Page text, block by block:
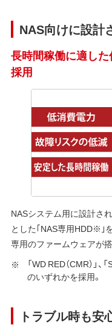
NAS向けに設計
長時間稼働に適した
採用
NASシステム用に設計さ
とした｢NAS専用HDD※｣
専用のファームウェアが
「WD RED（CMR）」
のいずれかを採用。
トラブル時も安